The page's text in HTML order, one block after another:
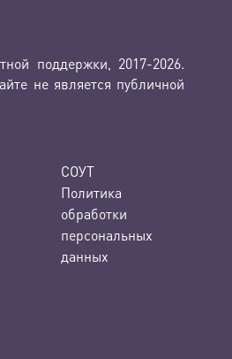
поддержки, 2017-2026.
не является публичной
СОУТ
Политика
обработки
персональных
данных